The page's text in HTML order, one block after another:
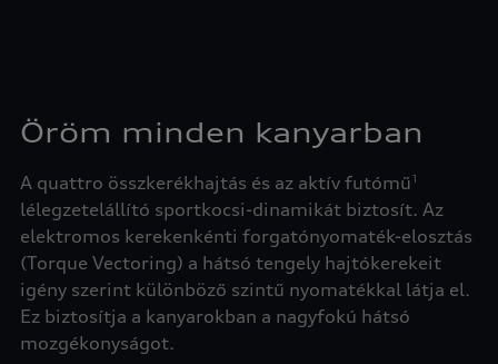
Öröm minden kanyarban
A quattro összkerékhajtás és az aktív futómű1
lélegzetelállító sportkocsi-dinamikát biztosít. Az
elektromos kerekenkénti forgatónyomaték-elosztás
(Torque Vectoring) a hátsó tengely hajtókerekeit
igény szerint különböző szintű nyomatékkal látja el.
Ez biztosítja a kanyarokban a nagyfokú hátsó
mozgékonyságot.